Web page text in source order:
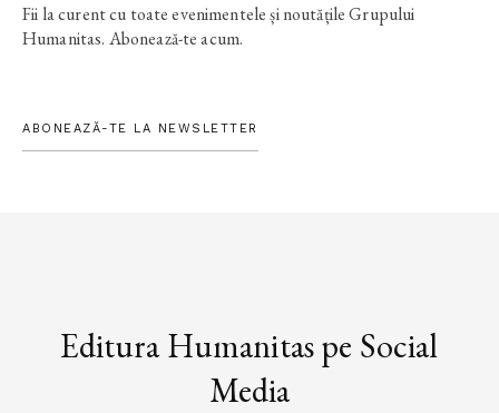
Fii la curent cu toate evenimentele și noutățile Grupului
Humanitas. Abonează-te acum.
ABONEAZĂ-TE LA NEWSLETTER
Editura Humanitas pe Social
Media